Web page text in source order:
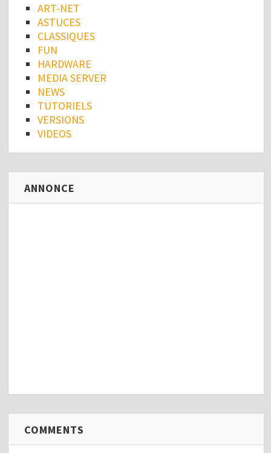
ART-NET
ASTUCES
CLASSIQUES
FUN
HARDWARE
MEDIA SERVER
NEWS
TUTORIELS
VERSIONS
VIDEOS
ANNONCE
COMMENTS